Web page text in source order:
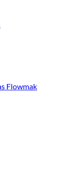
de exterior para
proyectos de
Flowmak